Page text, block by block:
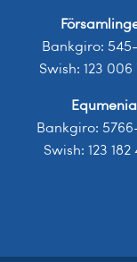
Bankgiro: 545-
Swish: 123 006
Equmenia
Bankgiro:
Swish: 123 182